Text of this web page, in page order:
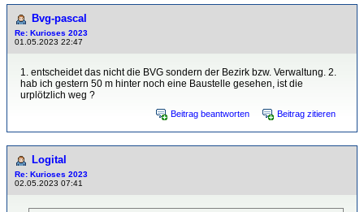
Bvg-pascal
Re: Kurioses 2023
01.05.2023 22:47
1. entscheidet das nicht die BVG sondern der Bezirk bzw. Verwaltung. 2.
hab ich gestern 50 m hinter noch eine Baustelle gesehen, ist die
urplötzlich weg ?
Beitrag beantworten Beitrag zitieren
Logital
Re: Kurioses 2023
02.05.2023 07:41